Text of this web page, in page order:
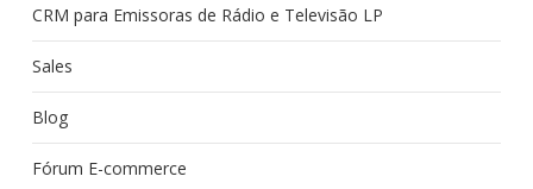
CRM para Emissoras de Rádio e Televisão LP
Sales
Blog
Fórum E-commerce